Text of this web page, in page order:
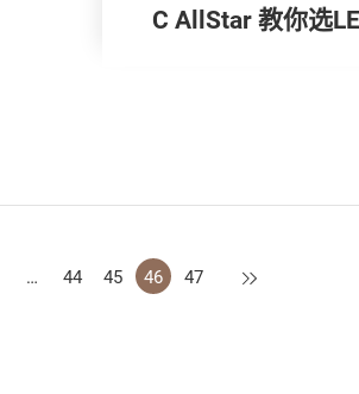
C AllStar 教你选
… 44 45 46 47 下一页